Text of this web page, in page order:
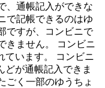
、通帳記入ができな
で記帳できるのはゆ
ですが、コンビニで
きません。 コンビニ
ています。 コンビニ
どが通帳記入できま
ごく一部のゆうちょ